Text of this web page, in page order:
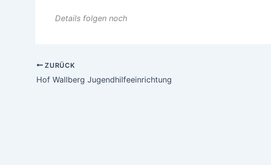
Details folgen noch
ZURÜCK
Hof Wallberg Jugendhilfeeinrichtung